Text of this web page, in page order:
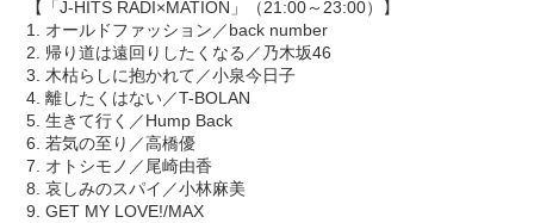
【「J-HITS RADI×MATION」（21:00～23:00）】
1. オールドファッション／back number
2. 帰り道は遠回りしたくなる／乃木坂46
3. 木枯らしに抱かれて／小泉今日子
4. 離したくはない／T-BOLAN
5. 生きて行く／Hump Back
6. 若気の至り／高橋優
7. オトシモノ／尾崎由香
8. 哀しみのスパイ／小林麻美
9. GET MY LOVE!/MAX